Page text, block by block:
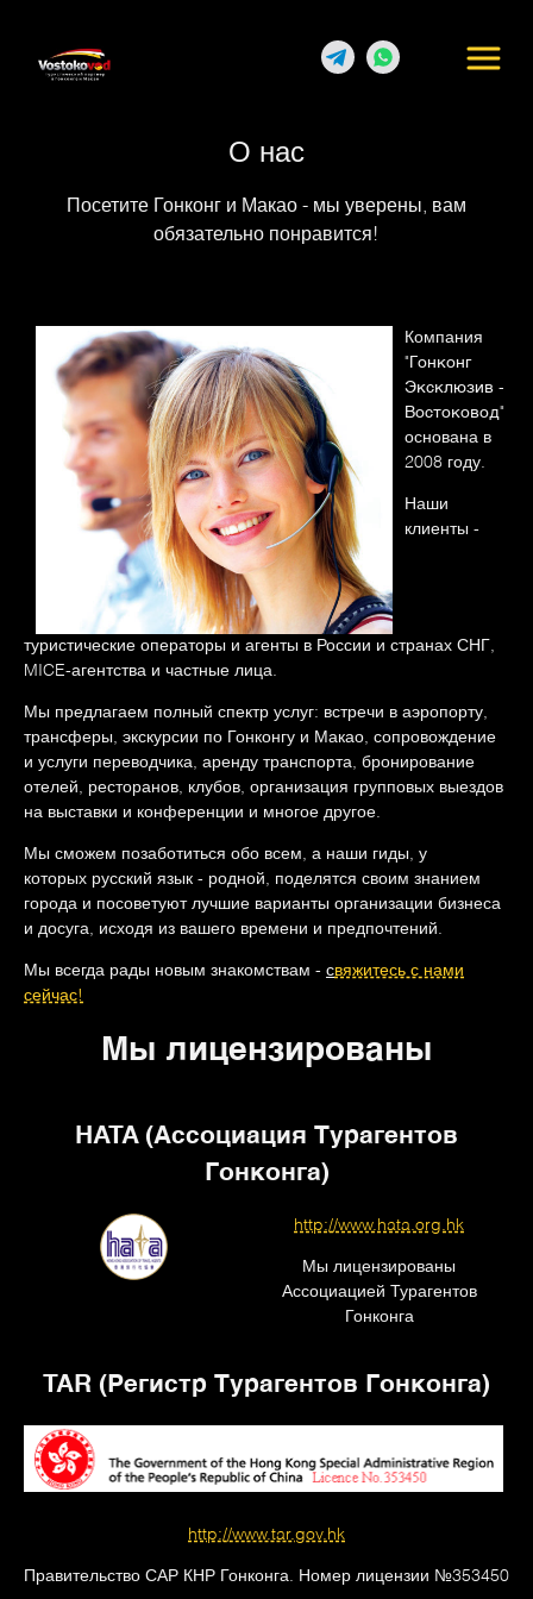
О нас
Посетите Гонконг и Макао - мы уверены, вам
обязательно понравится!
Компания
" Гонконг
Эксклюзив -
Востоковод"
основана в
2008 году.
Наши
клиенты -
туристические операторы и агенты в России и странах СНГ,
MICE-агентства и частные лица.
Мы предлагаем полный спектр услуг: встречи в аэропорту,
трансферы, экскурсии по Гонконгу и Макао, сопровождение
и услуги переводчика, аренду транспорта, бронирование
отелей, ресторанов, клубов, организация групповых выездов
на выставки и конференции и многое другое.
Мы сможем позаботиться обо всем, а наши гиды, у
которых русский язык - родной, поделятся своим знанием
города и посоветуют лучшие варианты организации бизнеса
и досуга, исходя из вашего времени и предпочтений.
Мы всегда рады новым знакомствам - свяжитесь с нами
сейчас!
Мы лицензированы
HATA (Ассоциация Турагентов
Гонконга)
http://www.hata.org.hk
Мы лицензированы
Ассоциацией Турагентов
Гонконга
TAR (Регистр Турагентов Гонконга)
http://www.tar.gov.hk
Правительство САР КНР Гонконга. Номер лицензии №353450